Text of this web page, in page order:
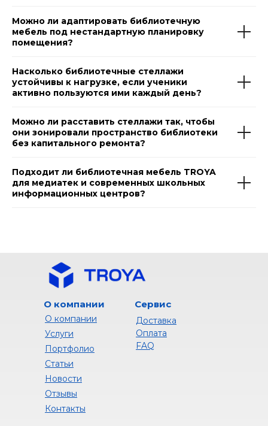
Можно ли адаптировать библиотечную
мебель под нестандартную планировку
помещения?
Насколько библиотечные стеллажи
устойчивы к нагрузке, если ученики
активно пользуются ими каждый день?
Можно ли расставить стеллажи так, чтобы
они зонировали пространство библиотеки
без капитального ремонта?
Подходит ли библиотечная мебель TROYA
для медиатек и современных школьных
информационных центров?
О компании Сервис
Доставка
Оплата
FAQ
О компании
Услуги
Портфолио
Статьи
Новости
Отзывы
Контакты